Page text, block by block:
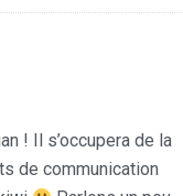
! Il s’occupera de la
de communication